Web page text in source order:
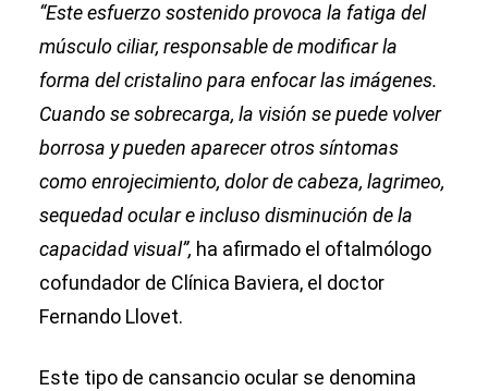
“Este esfuerzo sostenido provoca la fatiga del
músculo ciliar, responsable de modificar la
forma del cristalino para enfocar las imágenes.
Cuando se sobrecarga, la visión se puede volver
borrosa y pueden aparecer otros síntomas
como enrojecimiento, dolor de cabeza, lagrimeo,
sequedad ocular e incluso disminución de la
capacidad visual”, ha afirmado el oftalmólogo
cofundador de Clínica Baviera, el doctor
Fernando Llovet.
Este tipo de cansancio ocular se denomina